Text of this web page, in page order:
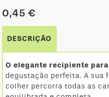
0,45 €
DESCRIÇÃO
O elegante recipiente
degustação perfeita. A sua
colher percorra todas as